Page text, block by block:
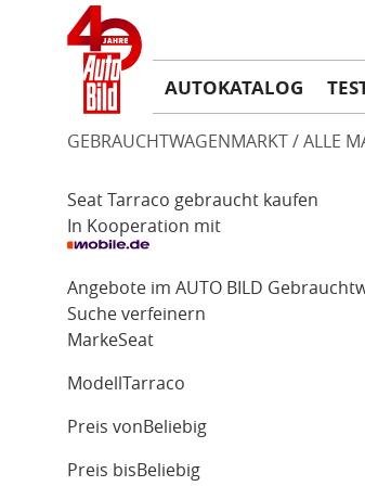
AUTOKATALOG
GEBRAUCHTWAGENMARKT ALLE
Seat Tarraco gebraucht kaufen
In Kooperation mit
Angebote im AUTO BILD
Suche verfeinern
MarkeSeat
Modell Tarraco
Preis von Beliebig
Preis bis Beliebig